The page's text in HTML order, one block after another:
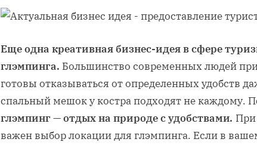
Еще одна креативная бизнес-идея в сфере
глэмпинга. Большинство современных людей
готовы отказываться от определенных удобств
спальный мешок у костра подходят не каждому.
глэмпинг — отдых на природе с удобствами. При
важен выбор локации для глэмпинга. Если в